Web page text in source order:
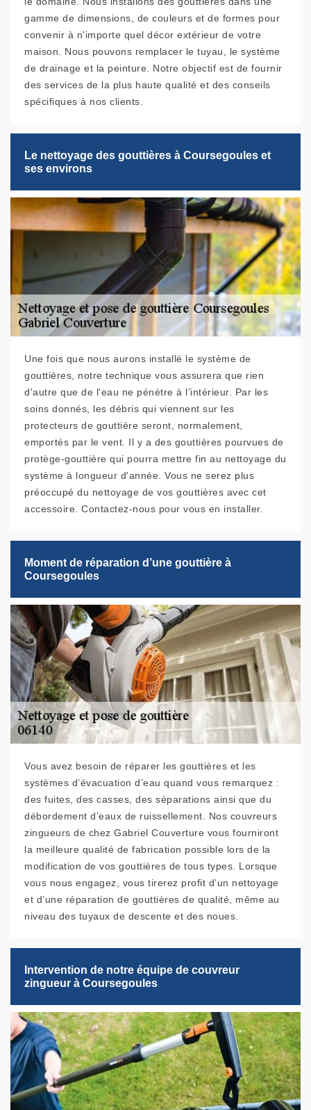
gamme de dimensions, de couleurs et de formes pour
convenir à n'importe quel décor extérieur de votre
maison. Nous pouvons remplacer le tuyau, le système
de drainage et la peinture. Notre objectif est de fournir
des services de la plus haute qualité et des conseils
spécifiques à nos clients.
Le nettoyage des gouttières à Coursegoules et
ses environs
Une fois que nous aurons installé le système de
gouttières, notre technique vous assurera que rien
d'autre que de l'eau ne pénètre à l’intérieur. Par les
soins donnés, les débris qui viennent sur les
protecteurs de gouttière seront, normalement,
emportés par le vent. Il y a des gouttières pourvues de
protège-gouttière qui pourra mettre fin au nettoyage du
système à longueur d'année. Vous ne serez plus
préoccupé du nettoyage de vos gouttières avec cet
accessoire. Contactez-nous pour vous en installer.
Moment de réparation d’une gouttière à
Coursegoules
Vous avez besoin de réparer les gouttières et les
systèmes d’évacuation d’eau quand vous remarquez :
des fuites, des casses, des séparations ainsi que du
débordement d’eaux de ruissellement. Nos couvreurs
zingueurs de chez Gabriel Couverture vous fourniront
la meilleure qualité de fabrication possible lors de la
modification de vos gouttières de tous types. Lorsque
vous nous engagez, vous tirerez profit d’un nettoyage
et d’une réparation de gouttières de qualité, même au
niveau des tuyaux de descente et des noues.
Intervention de notre équipe de couvreur
zingueur à Coursegoules